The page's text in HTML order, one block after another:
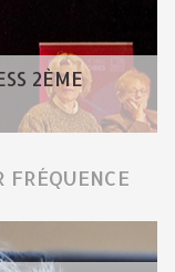
2ÈME
FRÉQUENCE